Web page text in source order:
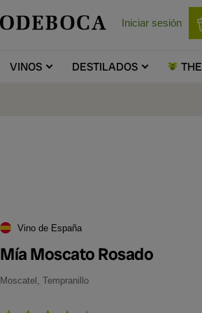
Iniciar sesión
VINOS DESTILADOS THE
Vino de España
Mía Moscato Rosado
Moscatel, Tempranillo